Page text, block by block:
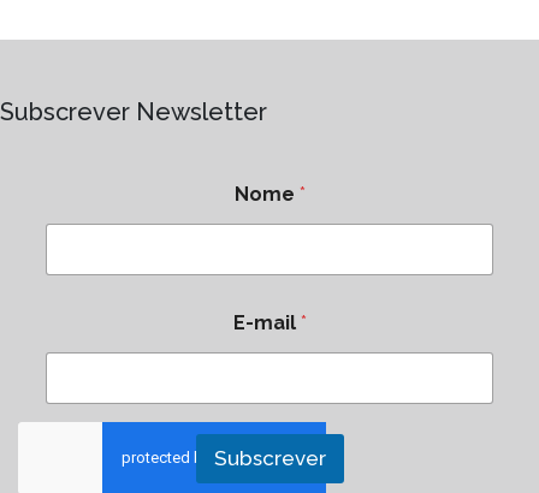
Subscrever Newsletter
Nome *
E-mail *
Subscrever